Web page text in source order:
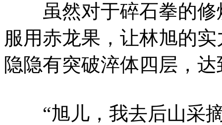
虽然对于碎石拳的修
服用赤龙果，让林旭的
隐隐有突破淬体四层，
“旭儿，我去后山采摘